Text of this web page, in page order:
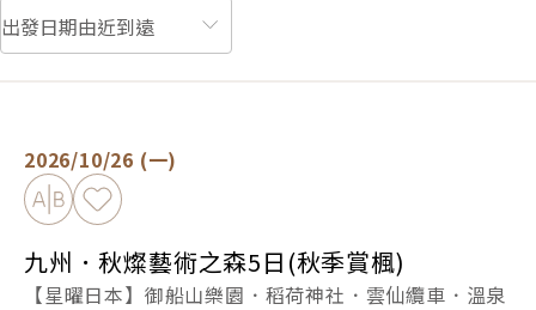
2026/10/26 (一)
加入比較加入最愛
九州．秋燦藝術之森5日(秋季賞楓)
【星曜日本】御船山樂園．稻荷神社．雲仙纜車．溫泉